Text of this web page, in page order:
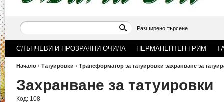
Разширено търсене
СЛЪНЧЕВИ И ПРОЗРАЧНИ ОЧИЛА ПЕРМАНЕНТЕН ГРИМ
Начало › Татуировки › Трансформатор за татуировки захранване за
Захранване за татуировки
Код: 108